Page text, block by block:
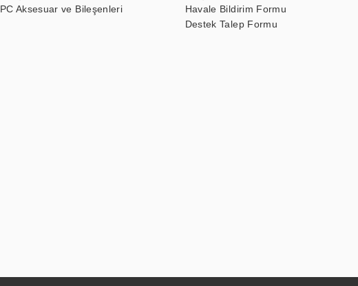
PC Aksesuar ve Bileşenleri
Havale Bildirim Formu
Destek Talep Formu